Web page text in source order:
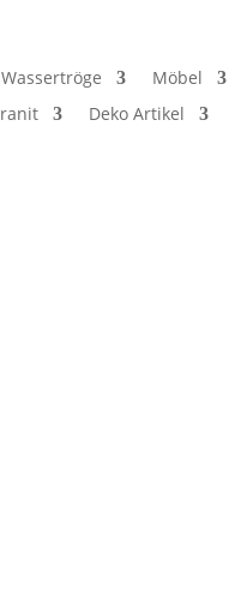
Möbel
Deko Artikel